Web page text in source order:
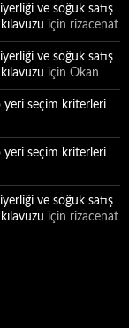
ve soğuk satış
için rizacenat
ve soğuk satış
için Okan
seçim kriterleri
seçim kriterleri
ve soğuk satış
için rizacenat